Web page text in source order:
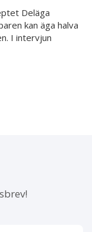
Deläga
kan äga halva
I intervjun